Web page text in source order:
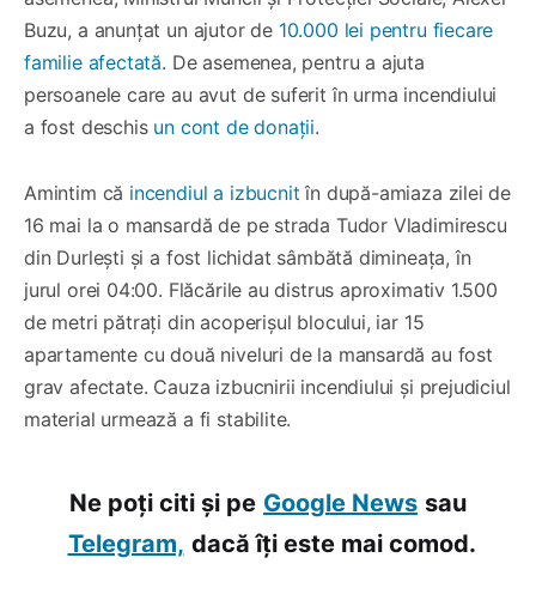
Buzu, a anunțat un ajutor de 10.000 lei pentru fiecare
familie afectată. De asemenea, pentru a ajuta
persoanele care au avut de suferit în urma incendiului
a fost deschis un cont de donații.
Amintim că incendiul a izbucnit în după-amiaza zilei de
16 mai la o mansardă de pe strada Tudor Vladimirescu
din Durlești și a fost lichidat sâmbătă dimineața, în
jurul orei 04:00. Flăcările au distrus aproximativ 1.500
de metri pătrați din acoperișul blocului, iar 15
apartamente cu două niveluri de la mansardă au fost
grav afectate. Cauza izbucnirii incendiului și prejudiciul
material urmează a fi stabilite.
Ne poți citi și pe Google News sau
Telegram, dacă îți este mai comod.